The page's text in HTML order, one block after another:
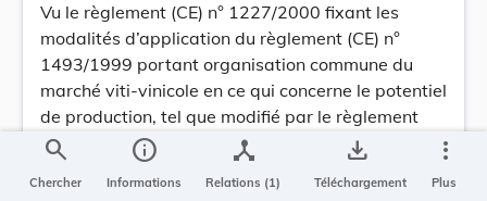
Vu le règlement (CE) n° 1227/2000 fixant les
modalités d’application du règlement (CE) n°
1493/1999 portant organisation commune du
marché viti-vinicole en ce qui concerne le potentiel
de production, tel que modifié par le règlement
(CE) n° 1342/2002;
Vu la loi du 24 juillet 2001 concernant le soutien
au développement rural et notamment son article
search
Chercher
info
Informations
device_hub
Relations (1)
save_alt
Téléchargement
more_vert
Plus